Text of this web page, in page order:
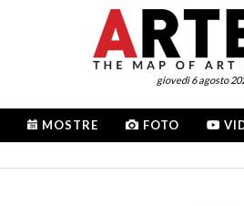
giovedì 6 agosto
MOSTRE FOTO